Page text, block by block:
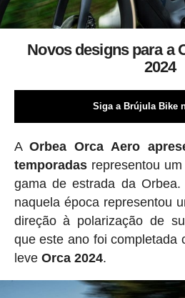
Novos designs para a
2024
Siga a Brújula Bike
AOrbea Orca Aero
temporadasrepresentou um
gama de estrada da
naquela época representou
direção à polarização de
que este ano foi completada
leve Orca 2024.